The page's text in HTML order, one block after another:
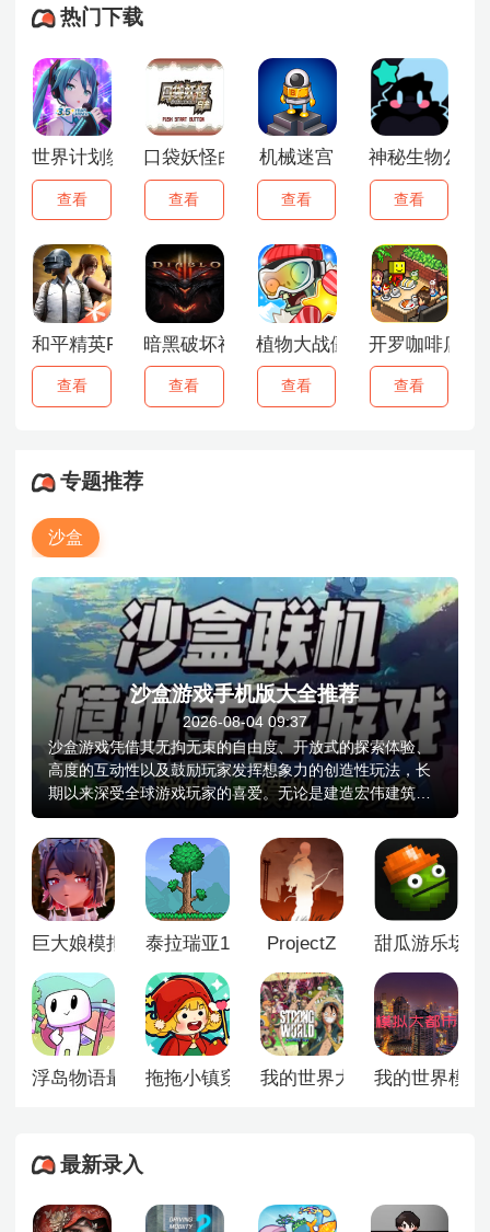
热门下载
世界计划缤纷舞台国际服
查看
口袋妖怪白金
查看
机械迷宫
查看
神秘生物公园
查看
和平精英PC模拟器
查看
暗黑破坏神3单机版
查看
植物大战僵尸全明星
查看
开罗咖啡店
查看
专题推荐
沙盒
沙盒游戏手机版大全推荐
2026-08-04 09:37
沙盒游戏凭借其无拘无束的自由度、开放式的探索体验、
高度的互动性以及鼓励玩家发挥想象力的创造性玩法，长
期以来深受全球游戏玩家的喜爱。无论是建造宏伟建筑、
探索未知世界，还是设计复杂机关、创造独特生态，沙盒
类游戏为玩家提供了一个可以自由表达、随心创造的虚拟
舞台，让每个人都能成为自己世界的主宰，为了帮助广大
玩家更便捷地发现和选择优质沙盒手游，本站小编特别精
心整理并推出了【沙盒游戏大全】专题合集。本合集汇聚
了当前人气高、口碑好、可玩性强的一系列热门沙盒类移
动游戏，涵盖经典之作与创新佳作，致力于为不同年龄层
和兴趣偏好的玩家提供丰富多样的选择。
巨大娘模拟器 泰拉瑞亚1.3老版本ProjectZ 甜瓜游乐场
浮岛物语最新版拖拖小镇穿越忙碌的世界我的世界大航海时代
我的世界模
最新录入